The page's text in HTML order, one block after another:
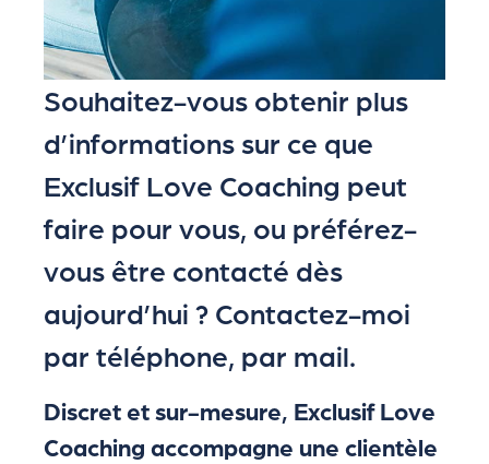
Souhaitez-vous obtenir plus
d’informations sur ce que
Exclusif Love Coaching peut
faire pour vous, ou préférez-
vous être contacté dès
aujourd’hui ? Contactez-moi
par téléphone, par mail.
Discret et sur-mesure, Exclusif Love
Coaching accompagne une clientèle